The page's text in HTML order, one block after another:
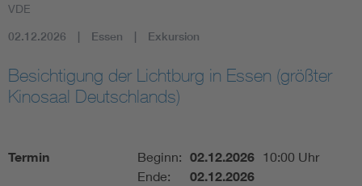
Assisted Living
VDE
02.12.2026 Essen Exkursion
Besichtigung der Lichtburg in Essen (größter
Kinosaal Deutschlands)
Termin Beginn: 02.12.2026 10:00 Uhr
Ende:
02.12.2026